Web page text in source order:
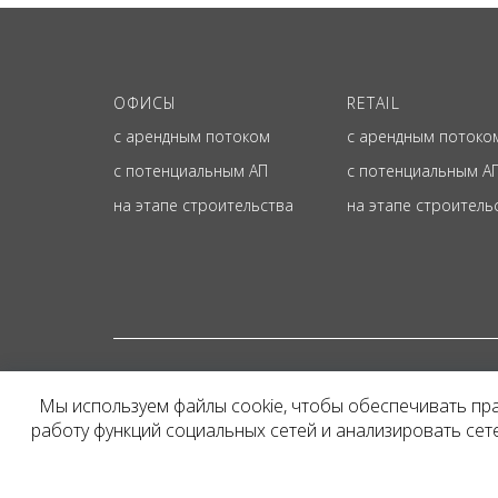
ОФИСЫ
с арендным потоком
с потенциальным АП
на этапе строительства
RETAIL
с арендным
с потенциальным
на этапе
Представленная на
и не является
Мы используем файлы cookie, чтобы обеспечивать
работу функций социальных сетей и анализировать